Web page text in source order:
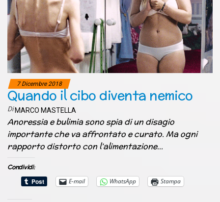
7 Dicembre 2018
Quando il cibo diventa nemico
DiMARCO MASTELLA
Anoressia e bulimia sono spia di un disagio
importante che va affrontato e curato. Ma ogni
rapporto distorto con l’alimentazione…
Condividi:
E-mail
WhatsApp Stampa